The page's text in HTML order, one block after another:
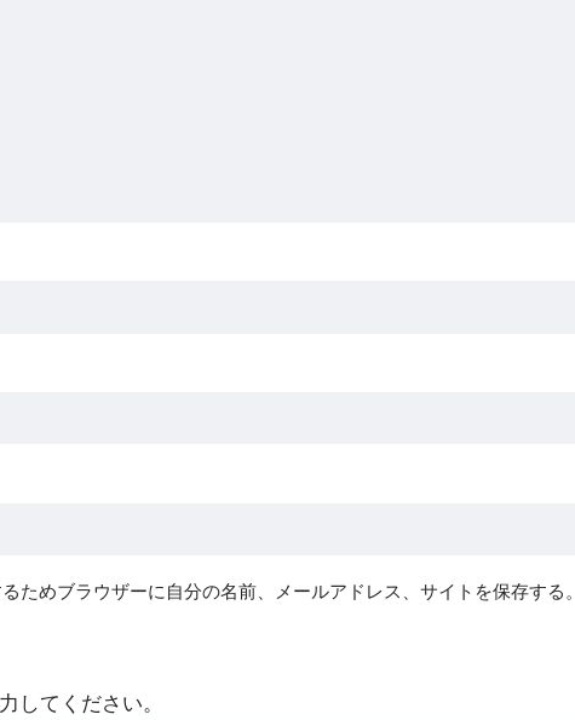
ためブラウザーに自分の名前、メールアドレス、サイトを保存する。
してください。